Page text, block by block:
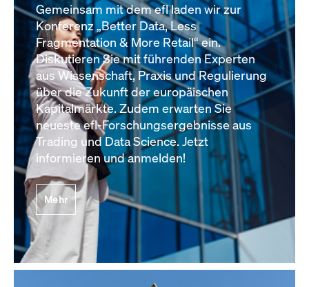
Gemeinsam mit dem efl laden wir zur
Konferenz „Better Data, Less
Fragmentation & More Retail“ ein.
Diskutieren Sie mit führenden Experten
aus Wissenschaft, Praxis und Regulierung
über die Zukunft der europäischen
Kapitalmärkte. Zudem erwarten Sie
neueste efl-Forschungsergebnisse aus
Trading und Data Science. Jetzt
informieren und anmelden!
Mehr